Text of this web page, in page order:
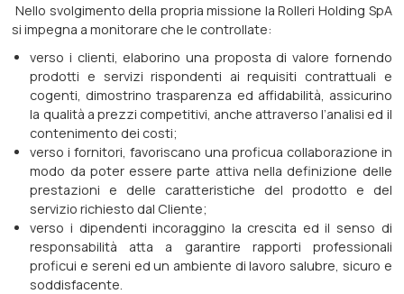
Nello svolgimento della propria missione la Rolleri Holding SpA
si impegna a monitorare che le controllate:
verso i clienti, elaborino una proposta di valore fornendo
prodotti e servizi rispondenti ai requisiti contrattuali e
cogenti, dimostrino trasparenza ed affidabilità, assicurino
la qualità a prezzi competitivi, anche attraverso l’analisi ed il
contenimento dei costi;
verso i fornitori, favoriscano una proficua collaborazione in
modo da poter essere parte attiva nella definizione delle
prestazioni e delle caratteristiche del prodotto e del
servizio richiesto dal Cliente;
verso i dipendenti incoraggino la crescita ed il senso di
responsabilità atta a garantire rapporti professionali
proficui e sereni ed un ambiente di lavoro salubre, sicuro e
soddisfacente.